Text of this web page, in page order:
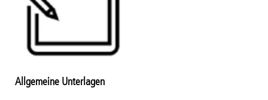
Allgemeine Unterlagen